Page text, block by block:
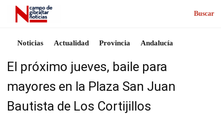
Buscar
Noticias Actualidad Provincia Andalucía
El próximo jueves, baile para
mayores en la Plaza San Juan
Bautista de Los Cortijillos